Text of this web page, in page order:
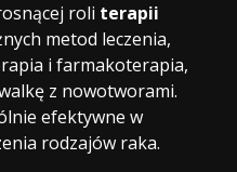
roli terapii
metod leczenia,
i farmakoterapia,
z nowotworami.
efektywne w
rodzajów raka.